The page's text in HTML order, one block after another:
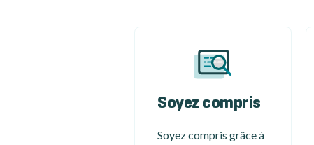
Soyez compris
Soyez compris grâce à